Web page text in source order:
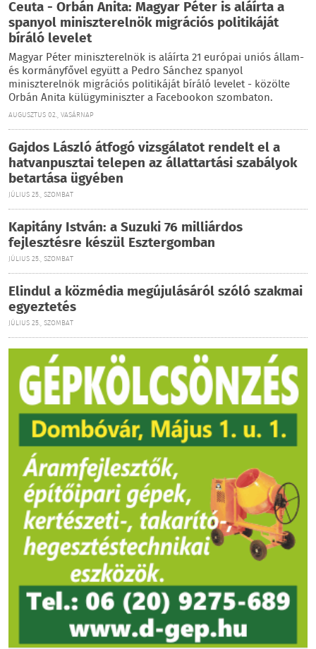
Ceuta - Orbán Anita: Magyar Péter is aláírta a
spanyol miniszterelnök migrációs politikáját
bíráló levelet
Magyar Péter miniszterelnök is aláírta 21 európai uniós állam-
és kormányfővel együtt a Pedro Sánchez spanyol
miniszterelnök migrációs politikáját bíráló levelet - közölte
Orbán Anita külügyminiszter a Facebookon szombaton.
AUGUSZTUS 02., VASÁRNAP
Gajdos László átfogó vizsgálatot rendelt el a
hatvanpusztai telepen az állattartási szabályok
betartása ügyében
JÚLIUS 25., SZOMBAT
Kapitány István: a Suzuki 76 milliárdos
fejlesztésre készül Esztergomban
JÚLIUS 25., SZOMBAT
Elindul a közmédia megújulásáról szóló szakmai
egyeztetés
JÚLIUS 25., SZOMBAT